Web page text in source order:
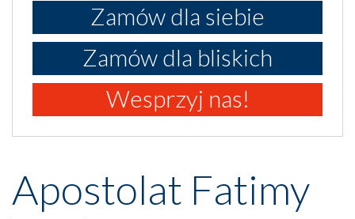
Zamów dla siebie
Zamów dla bliskich
Wesprzyj nas!
Apostolat Fatimy